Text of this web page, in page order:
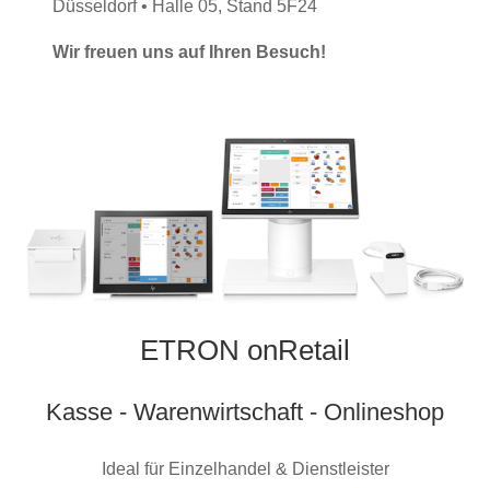
Düsseldorf • Halle 05, Stand 5F24
Wir freuen uns auf Ihren Besuch!
ETRON onRetail
Kasse - Warenwirtschaft - Onlineshop
Ideal für Einzelhandel & Dienstleister